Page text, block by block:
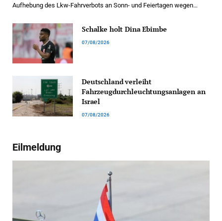
Aufhebung des Lkw-Fahrverbots an Sonn- und Feiertagen wegen…
Schalke holt Dina Ebimbe
07/08/2026
Deutschland verleiht
Fahrzeugdurchleuchtungsanlagen an
Israel
07/08/2026
Eilmeldung